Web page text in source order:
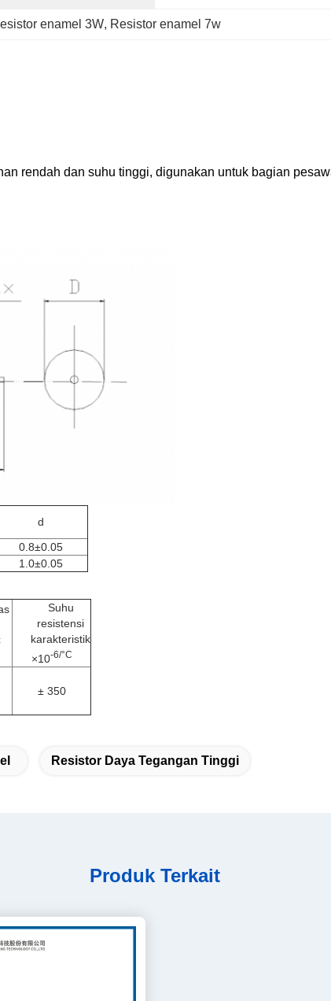
enamel 3W, Resistor enamel 7w
rendah dan suhu tinggi, digunakan untuk bagian
d
0.8±0.05
1.0±0.05
Suhu
resistensi
karakteristik
×10-6/°C
± 350
Resistor Daya Tegangan Tinggi
Produk Terkait